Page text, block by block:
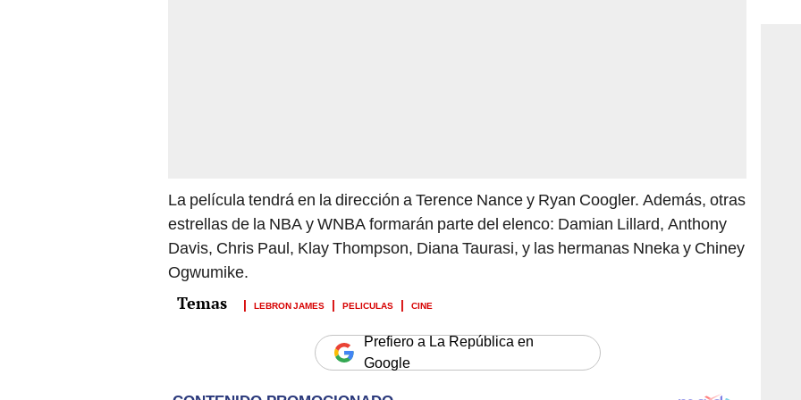
La película tendrá en la dirección a Terence Nance y Ryan Coogler. Además, otras
estrellas de la NBA y WNBA formarán parte del elenco: Damian Lillard, Anthony
Davis, Chris Paul, Klay Thompson, Diana Taurasi, y las hermanas Nneka y Chiney
Ogwumike.
LEBRON JAMES PELICULAS CINE
Prefiero a La República en
Google